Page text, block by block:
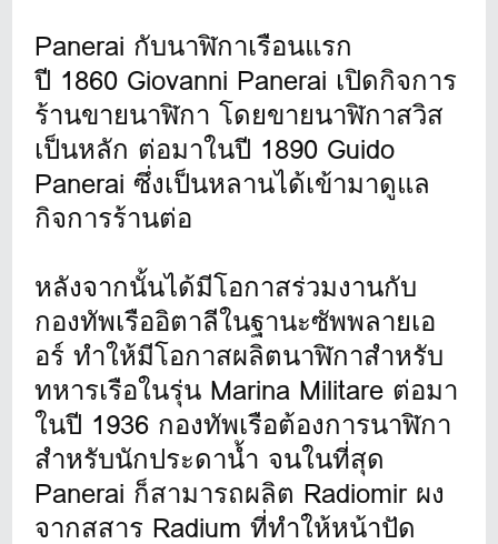
Panerai กับนาฬิกาเรือนแรก
ปี 1860 Giovanni Panerai เปิดกิจการ
ร้านขายนาฬิกา โดยขายนาฬิกาสวิส
เป็นหลัก ต่อมาในปี 1890 Guido
Panerai ซึ่งเป็นหลานได้เข้ามาดูแล
กิจการร้านต่อ
หลังจากนั้นได้มีโอกาสร่วมงานกับ
กองทัพเรืออิตาลีในฐานะซัพพลายเอ
อร์ ทำให้มีโอกาสผลิตนาฬิกาสำหรับ
ทหารเรือในรุ่น Marina Militare ต่อมา
ในปี 1936 กองทัพเรือต้องการนาฬิกา
สำหรับนักประดาน้ำ จนในที่สุด
Panerai ก็สามารถผลิต Radiomir ผง
จากสสาร Radium ที่ทำให้หน้าปัด